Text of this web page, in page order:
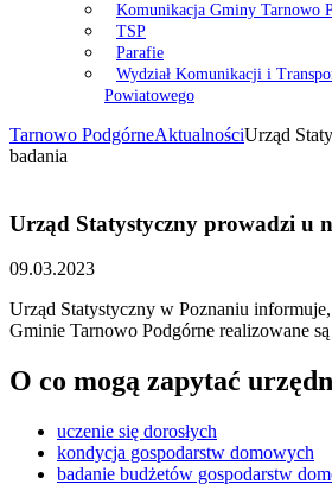
Komunikacja Gminy Tarnowo
TSP
Parafie
Wydział Komunikacji i
Powiatowego
Tarnowo PodgórneAktualnościUrząd
badania
Urząd Statystyczny prowadzi u
09.03.2023
Urząd Statystyczny w Poznaniu
Gminie Tarnowo Podgórne realizowane
O co mogą zapytać
uczenie się dorosłych
kondycja gospodarstw domowych
badanie budżetów gospodarstw